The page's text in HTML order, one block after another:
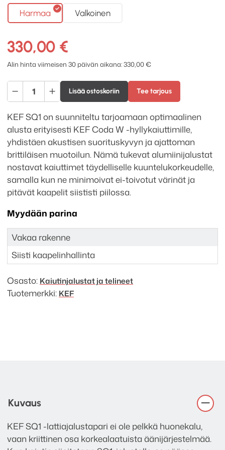
Harmaa Valkoinen
330,00 €
Alin hinta viimeisen 30 päivän aikana:330,00€
SQ1
lattiajalustapari
määrä
Lisää ostoskoriin Tee tarjous
KEF SQ1 on suunniteltu tarjoamaan optimaalinen
alusta erityisesti KEF Coda W -hyllykaiuttimille,
yhdistäen akustisen suorituskyvyn ja ajattoman
brittiläisen muotoilun. Nämä tukevat alumiinijalustat
nostavat kaiuttimet täydelliselle kuuntelukorkeudelle,
samalla kun ne minimoivat ei-toivotut värinät ja
pitävät kaapelit siististi piilossa.
Myydään parina
Vakaa rakenne
Siisti kaapelinhallinta
Osasto: Kaiutinjalustat ja telineet
Tuotemerkki: KEF
Kuvaus
KEF SQ1 -lattiajalustapari ei ole pelkkä huonekalu,
vaan kriittinen osa korkealaatuista äänijärjestelmää.